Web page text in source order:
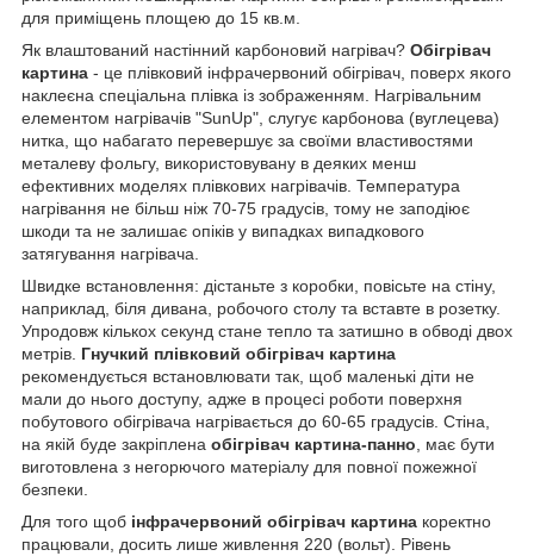
для приміщень площею до 15 кв.м.
Як влаштований настінний карбоновий нагрівач? Обігрівач
картина - це плівковий інфрачервоний обігрівач, поверх якого
наклеєна спеціальна плівка із зображенням. Нагрівальним
елементом нагрівачів "SunUp", слугує карбонова (вуглецева)
нитка, що набагато перевершує за своїми властивостями
металеву фольгу, використовувану в деяких менш
ефективних моделях плівкових нагрівачів. Температура
нагрівання не більш ніж 70-75 градусів, тому не заподіює
шкоди та не залишає опіків у випадках випадкового
затягування нагрівача.
Швидке встановлення: дістаньте з коробки, повісьте на стіну,
наприклад, біля дивана, робочого столу та вставте в розетку.
Упродовж кількох секунд стане тепло та затишно в обводі двох
метрів. Гнучкий плівковий обігрівач картина
рекомендується встановлювати так, щоб маленькі діти не
мали до нього доступу, адже в процесі роботи поверхня
побутового обігрівача нагрівається до 60-65 градусів. Стіна,
на якій буде закріплена обігрівач картина-панно, має бути
виготовлена з негорючого матеріалу для повної пожежної
безпеки.
Для того щоб інфрачервоний обігрівач картина коректно
працювали, досить лише живлення 220 (вольт). Рівень